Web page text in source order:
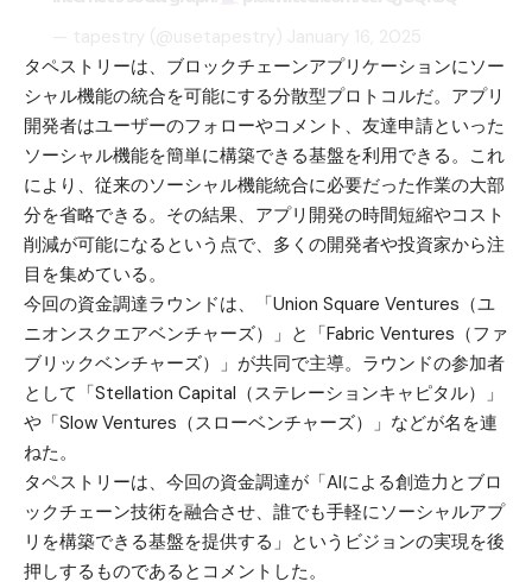
タペストリーは、ブロックチェーンアプリケーションにソー
シャル機能の統合を可能にする分散型プロトコルだ。アプリ
開発者はユーザーのフォローやコメント、友達申請といった
ソーシャル機能を簡単に構築できる基盤を利用できる。これ
により、従来のソーシャル機能統合に必要だった作業の大部
分を省略できる。その結果、アプリ開発の時間短縮やコスト
削減が可能になるという点で、多くの開発者や投資家から注
目を集めている。
今回の資金調達ラウンドは、「Union Square Ventures（ユ
ニオンスクエアベンチャーズ）」と「Fabric Ventures（ファ
ブリックベンチャーズ）」が共同で主導。ラウンドの参加者
として「Stellation Capital（ステレーションキャピタル）」
や「Slow Ventures（スローベンチャーズ）」などが名を連
ねた。
タペストリーは、今回の資金調達が「AIによる創造力とブロ
ックチェーン技術を融合させ、誰でも手軽にソーシャルアプ
リを構築できる基盤を提供する」というビジョンの実現を後
押しするものであるとコメントした。